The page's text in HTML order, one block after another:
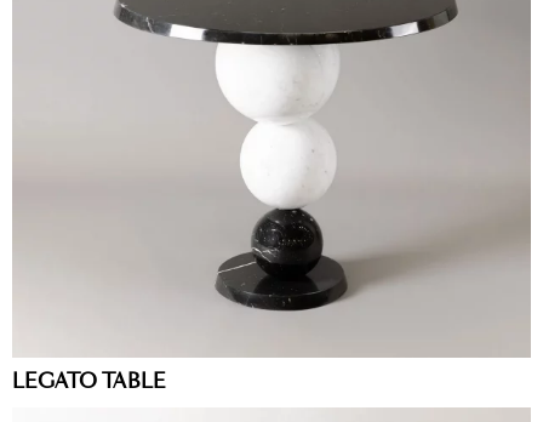
LEGATO TABLE